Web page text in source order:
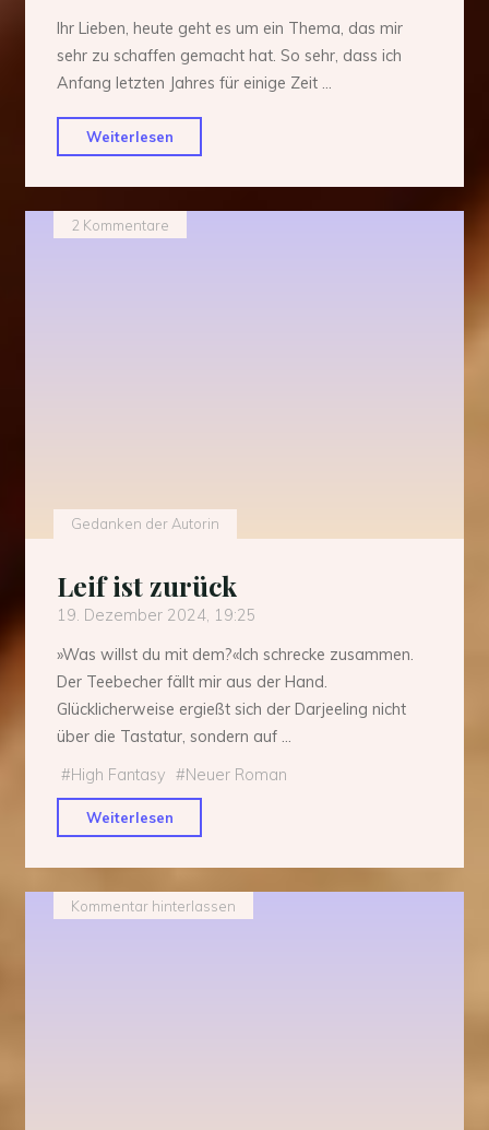
Ihr Lieben, heute geht es um ein Thema, das mir
sehr zu schaffen gemacht hat. So sehr, dass ich
Anfang letzten Jahres für einige Zeit …
Weiterlesen
meets
künstliche
Intelligenz"
Gedanken der Autorin
2 Kommentare
Leif ist zurück
19. Dezember 2024, 19:25
»Was willst du mit dem?«Ich schrecke zusammen.
Der Teebecher fällt mir aus der Hand.
Glücklicherweise ergießt sich der Darjeeling nicht
über die Tastatur, sondern auf …
#High Fantasy #Neuer Roman
Weiterlesen
ist
zurück"
Kommentar hinterlassen